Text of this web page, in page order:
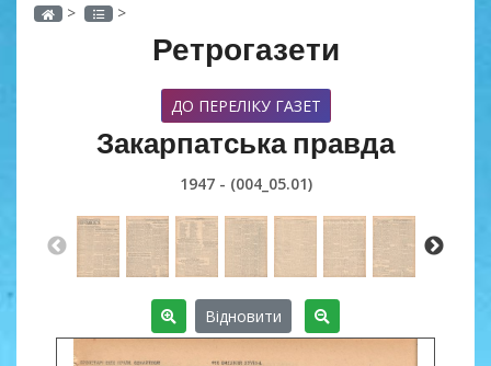
> >
Ретрогазети
ДО ПЕРЕЛІКУ ГАЗЕТ
Закарпатська правда
1947 - (004_05.01)
Відновити